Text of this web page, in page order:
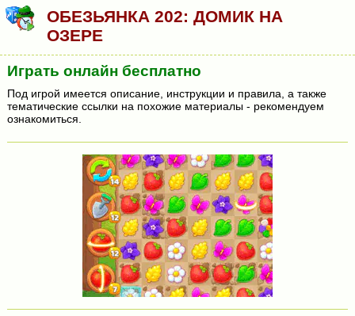
ОБЕЗЬЯНКА 202: ДОМИК НА
ОЗЕРЕ
Играть онлайн бесплатно
Под игрой имеется описание, инструкции и правила, а также
тематические ссылки на похожие материалы - рекомендуем
ознакомиться.